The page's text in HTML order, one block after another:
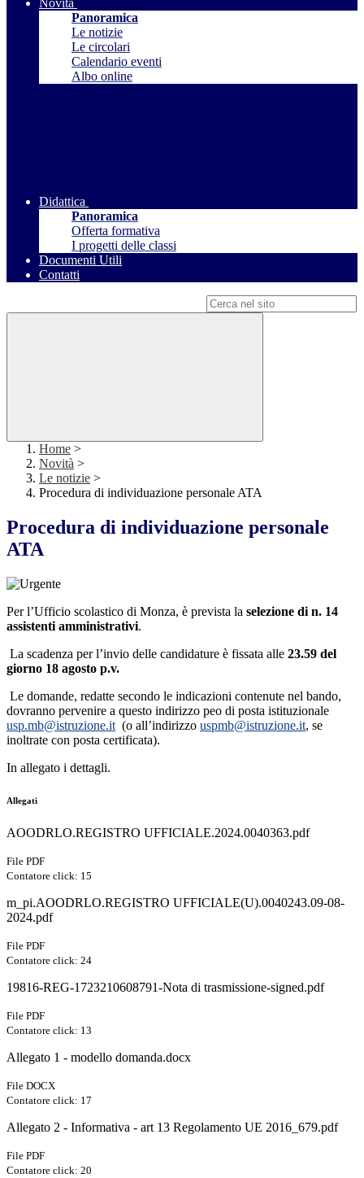
Novità
Panoramica
Le notizie
Le circolari
Calendario eventi
Albo online
Didattica
Panoramica
Offerta formativa
I progetti delle classi
Documenti Utili
Contatti
Home >
Novità >
Le notizie >
Procedura di individuazione personale ATA
Procedura di individuazione personale
ATA
Per l’Ufficio scolastico di Monza, è prevista la selezione di n. 14
assistenti amministrativi.
La scadenza per l’invio delle candidature è fissata alle 23.59 del
giorno 18 agosto p.v.
Le domande, redatte secondo le indicazioni contenute nel bando,
dovranno pervenire a questo indirizzo peo di posta istituzionale
usp.mb@istruzione.it (o all’indirizzo uspmb@istruzione.it, se
inoltrate con posta certificata).
In allegato i dettagli.
Allegati
AOODRLO.REGISTRO UFFICIALE.2024.0040363.pdf
File PDF
Contatore click: 15
m_pi.AOODRLO.REGISTRO UFFICIALE(U).0040243.09-08-
2024.pdf
File PDF
Contatore click: 24
19816-REG-1723210608791-Nota di trasmissione-signed.pdf
File PDF
Contatore click: 13
Allegato 1 - modello domanda.docx
File DOCX
Contatore click: 17
Allegato 2 - Informativa - art 13 Regolamento UE 2016_679.pdf
File PDF
Contatore click: 20